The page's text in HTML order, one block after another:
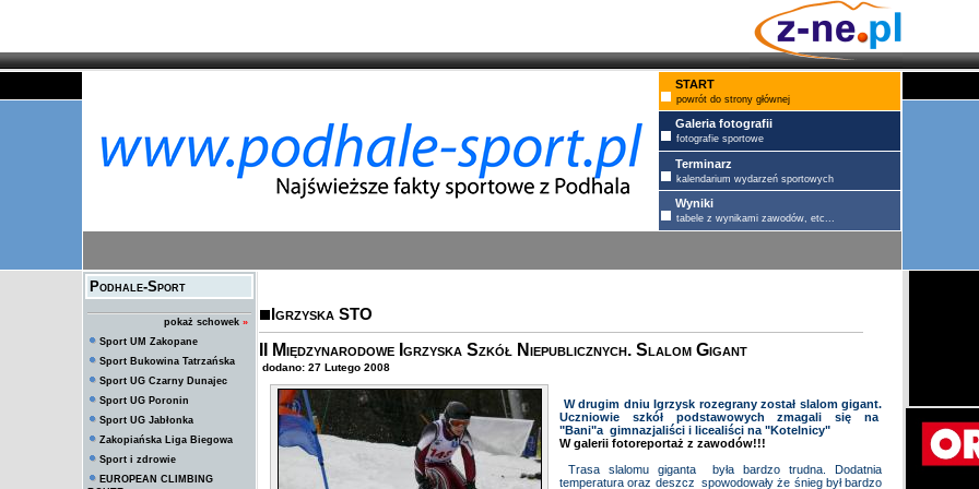
START
powrót do strony głównej
Galeria fotografii
fotografie sportowe
Terminarz
kalendarium wydarzeń sportowych
Wyniki
tabele z wynikami zawodów, etc...
Podhale-Sport
pokaż schowek »
Sport UM Zakopane
Sport Bukowina Tatrzańska
Sport UG Czarny Dunajec
Sport UG Poronin
Sport UG Jabłonka
Zakopiańska Liga Biegowa
Sport i zdrowie
EUROPEAN CLIMBING
Igrzyska STO
II Międzynarodowe Igrzyska Szkół Niepublicznych. Slalom Gigant
dodano: 27 Lutego 2008
W drugim dniu Igrzysk rozegrany został slalom gigant.
Uczniowie szkół podstawowych zmagali się na
"Bani"a gimnazjaliści i licealiści na "Kotelnicy"
W galerii fotoreportaż z zawodów!!!
Trasa slalomu giganta była bardzo trudna. Dodatnia
temperatura oraz deszcz spowodowały że śnieg był bardzo